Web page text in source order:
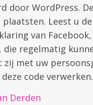
door WordPress.
plaatsten. Leest u de
van
die regelmatig
zij met uw
code verwerken.
Derden